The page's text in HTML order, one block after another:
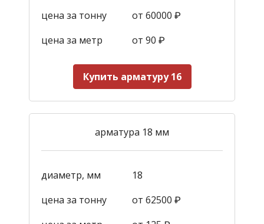
цена за тонну
от 60000 ₽
цена за метр
от 90 ₽
Купить арматуру 16
арматура 18 мм
диаметр, мм
18
цена за тонну
от 62500 ₽